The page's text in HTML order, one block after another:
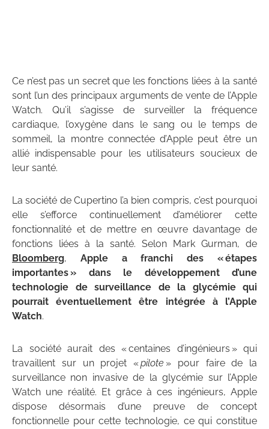
Ce n’est pas un secret que les fonctions liées à la santé
sont l’un des principaux arguments de vente de l’Apple
Watch. Qu’il s’agisse de surveiller la fréquence
cardiaque, l’oxygène dans le sang ou le temps de
sommeil, la montre connectée d’Apple peut être un
allié indispensable pour les utilisateurs soucieux de
leur santé.
La société de Cupertino l’a bien compris, c’est pourquoi
elle s’efforce continuellement d’améliorer cette
fonctionnalité et de mettre en œuvre davantage de
fonctions liées à la santé. Selon Mark Gurman, de
Bloomberg, Apple a franchi des « étapes
importantes » dans le développement d’une
technologie de surveillance de la glycémie qui
pourrait éventuellement être intégrée à l’Apple
Watch.
La société aurait des « centaines d’ingénieurs » qui
travaillent sur un projet «pilote » pour faire de la
surveillance non invasive de la glycémie sur l’Apple
Watch une réalité. Et grâce à ces ingénieurs, Apple
dispose désormais d’une preuve de concept
fonctionnelle pour cette technologie, ce qui constitue